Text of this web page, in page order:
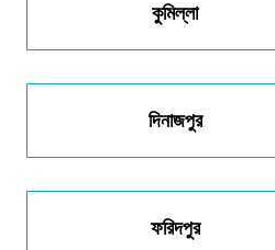
কুমিল্লা
দিনাজপুর
ফরিদপুর